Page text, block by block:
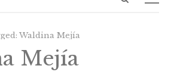
Waldina Mejía
Mejía